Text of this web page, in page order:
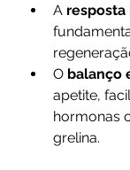
A
O balanço
apetite,
hormonas
grelina.